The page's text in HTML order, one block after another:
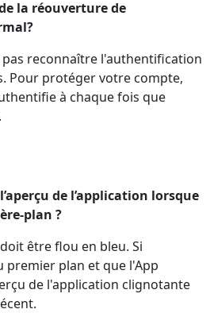
la réouverture de
pas reconnaître l'authentification
Pour protéger votre compte,
à chaque fois que
de l’application lorsque
plan ?
doit être flou en bleu. Si
premier plan et que l'App
de l'application clignotante